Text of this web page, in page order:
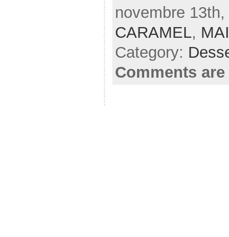
novembre
CARAMEL,
Category:
Comments